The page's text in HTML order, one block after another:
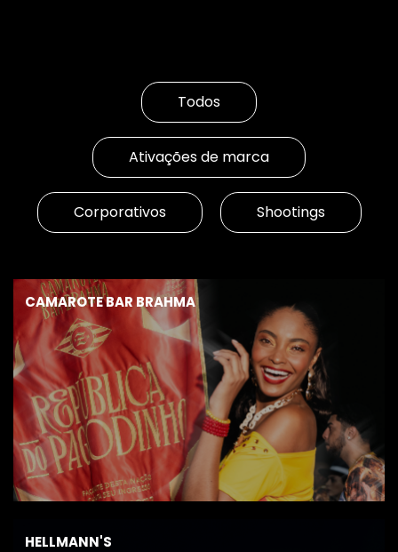
Todos
Ativações de marca
Corporativos Shootings
CAMAROTE BAR BRAHMA
HELLMANN'S